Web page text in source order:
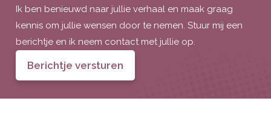
Ik ben benieuwd naar jullie verhaal en maak graag
kennis om jullie wensen door te nemen. Stuur mij een
berichtje en ik neem contact met jullie op.
Berichtje versturen